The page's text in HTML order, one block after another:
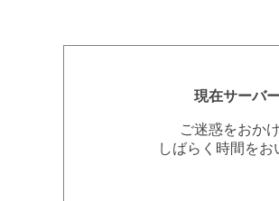
現在サーバ
ご迷惑をおか
しばらく時間を